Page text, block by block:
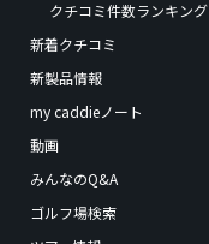
クチコミ件数ランキング
新着クチコミ
新製品情報
my caddieノート
動画
みんなのQ&A
ゴルフ場検索